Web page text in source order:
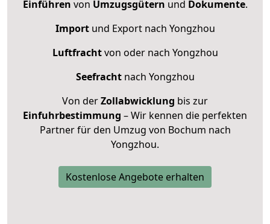
Einführen von Umzugsgütern und Dokumente.
Importund Export nach Yongzhou
Luftfrachtvon oder nach Yongzhou
Seefrachtnach Yongzhou
Von derZollabwicklung bis zur
Einfuhrbestimmung – Wir kennen die perfekten
Partner für den Umzug von Bochum nach
Yongzhou.
Kostenlose Angebote erhalten